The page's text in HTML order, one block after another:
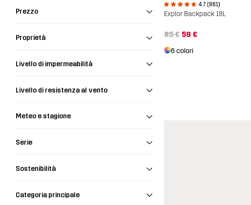
Prezzo
Proprietà
Livello di impermeabilità
Livello di resistenza al vento
Meteo e stagione
Serie
Sostenibilità
Categoria principale
4.7 (861)
Explor Backpack 18L
85 € 59 €
6 colori